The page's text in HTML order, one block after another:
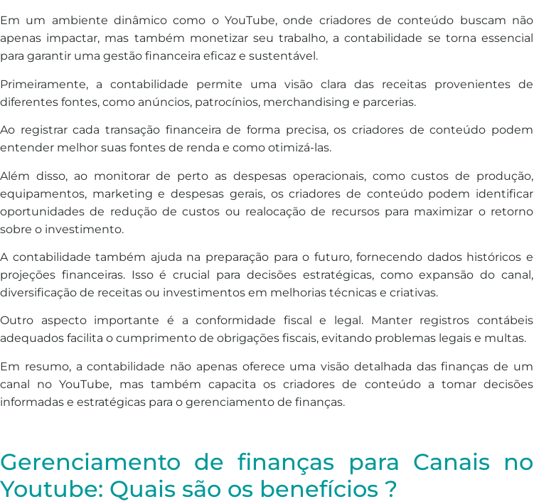
Em um ambiente dinâmico como o YouTube, onde criadores de conteúdo buscam não
apenas impactar, mas também monetizar seu trabalho, a contabilidade se torna essencial
para garantir uma gestão financeira eficaz e sustentável.
Primeiramente, a contabilidade permite uma visão clara das receitas provenientes de
diferentes fontes, como anúncios, patrocínios, merchandising e parcerias.
Ao registrar cada transação financeira de forma precisa, os criadores de conteúdo podem
entender melhor suas fontes de renda e como otimizá-las.
Além disso, ao monitorar de perto as despesas operacionais, como custos de produção,
equipamentos, marketing e despesas gerais, os criadores de conteúdo podem identificar
oportunidades de redução de custos ou realocação de recursos para maximizar o retorno
sobre o investimento.
A contabilidade também ajuda na preparação para o futuro, fornecendo dados históricos e
projeções financeiras. Isso é crucial para decisões estratégicas, como expansão do canal,
diversificação de receitas ou investimentos em melhorias técnicas e criativas.
Outro aspecto importante é a conformidade fiscal e legal. Manter registros contábeis
adequados facilita o cumprimento de obrigações fiscais, evitando problemas legais e multas.
Em resumo, a contabilidade não apenas oferece uma visão detalhada das finanças de um
canal no YouTube, mas também capacita os criadores de conteúdo a tomar decisões
informadas e estratégicas para o gerenciamento de finanças.
Gerenciamento de finanças para Canais no
Youtube: Quais são os benefícios ?